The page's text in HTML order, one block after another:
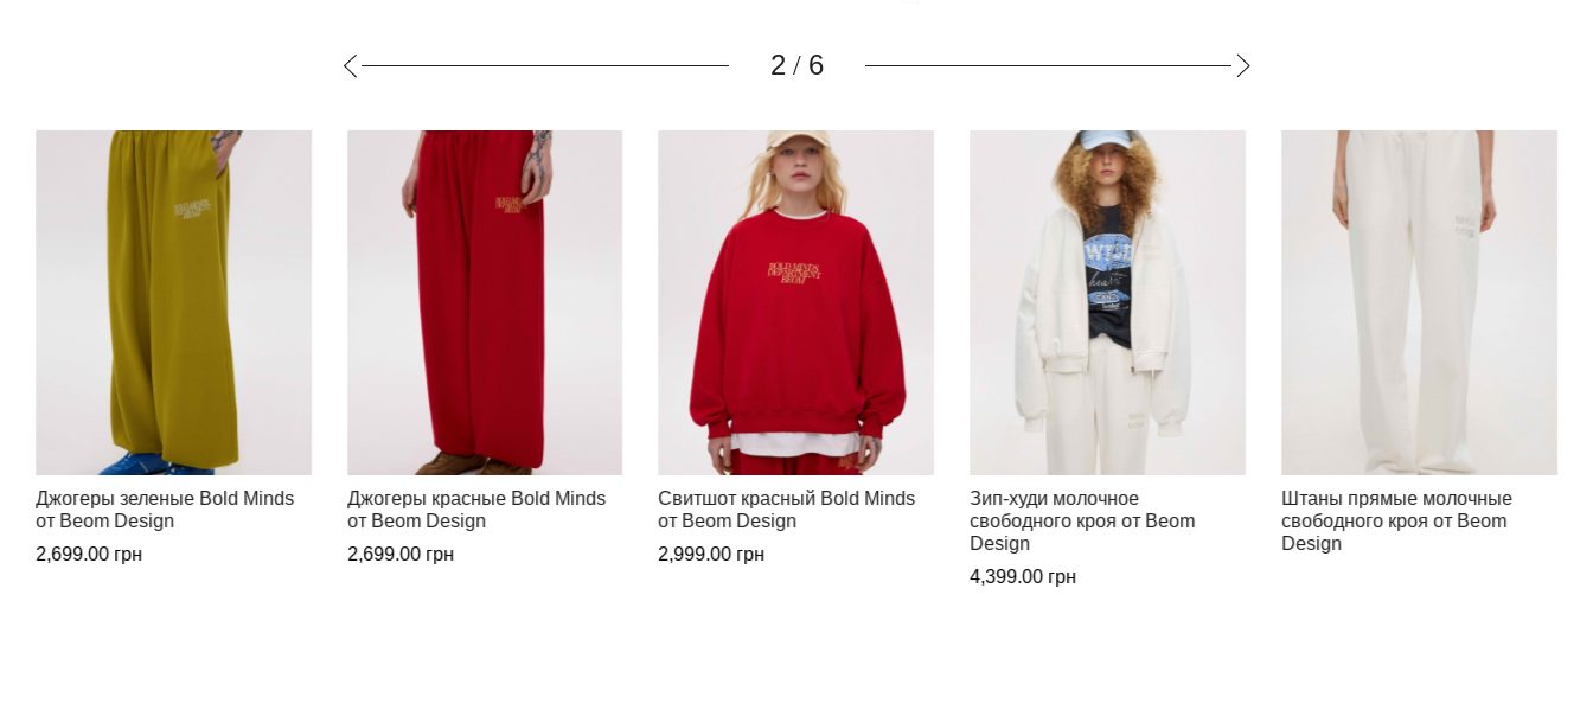
3/ 6
Джогеры красные Bold Minds
от Beom Design
2,699.00 грн
Свитшот красный Bold Minds
от Beom Design
2,999.00 грн
Зип-худи молочное
свободного кроя от Beom
Design
Штаны прямые молочные
свободного кроя от Beom
Design
Элегантный шерстяной
костюм: утонченность и
комфорт от Volana